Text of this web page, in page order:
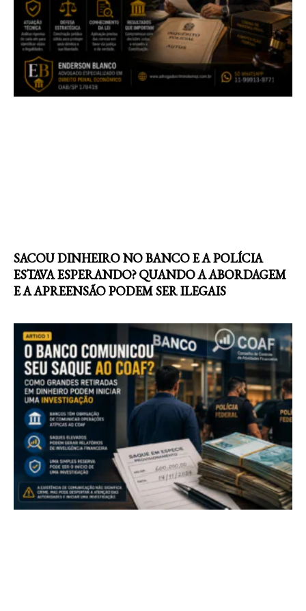
SACOU DINHEIRO NO BANCO E A POLÍCIA
ESTAVA ESPERANDO? QUANDO A ABORDAGEM
E A APREENSÃO PODEM SER ILEGAIS